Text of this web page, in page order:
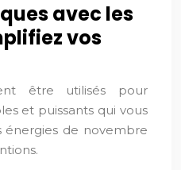
avec les
vos
être utilisés pour
et puissants qui vous
énergies de novembre